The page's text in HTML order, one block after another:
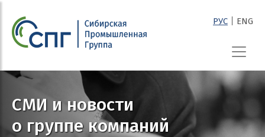
РУС ENG
СМИ и новости
о группе компаний